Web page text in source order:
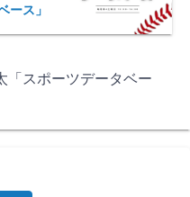
ース」
「スポーツデータベー